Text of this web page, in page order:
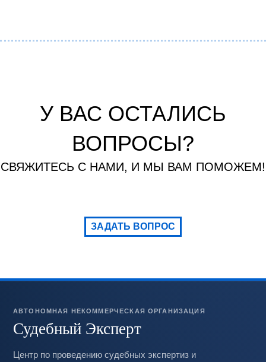
У ВАС ОСТАЛИСЬ
ВОПРОСЫ?
СВЯЖИТЕСЬ С НАМИ, И МЫ ВАМ ПОМОЖЕМ!
ЗАДАТЬ ВОПРОС
АВТОНОМНАЯ НЕКОММЕРЧЕСКАЯ ОРГАНИЗАЦИЯ
Судебный Эксперт
Центр по проведению судебных экспертиз и